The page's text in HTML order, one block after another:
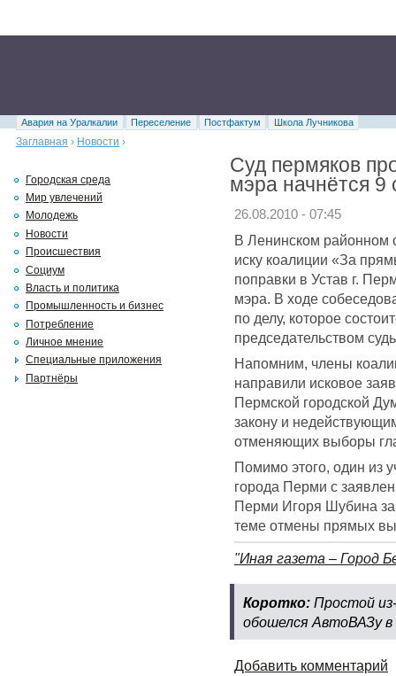
Авария на Уралкалии Переселение Постфактум
Школа Лучникова
Заглавная › Новости ›
Суд пермяков
мэра начнётся 9
26.08.2010 - 07:45
В Ленинском районном
иску коалиции «За
поправки в Устав г.
мэра. В ходе
по делу, которое
председательством
Напомним, члены
направили исковое
Пермской городской
закону и
отменяющих выборы
Помимо этого, один из
города Перми с
Перми Игоря Шубина за
теме отмены прямых
"Иная газета – Город
Коротко:Простой из-
обошелся АвтоВАЗу в
Добавить комментарий
Городская среда
Мир увлечений
Молодежь
Новости
Происшествия
Социум
Власть и политика
Промышленность и бизнес
Потребление
Личное мнение
Специальные приложения
Партнёры